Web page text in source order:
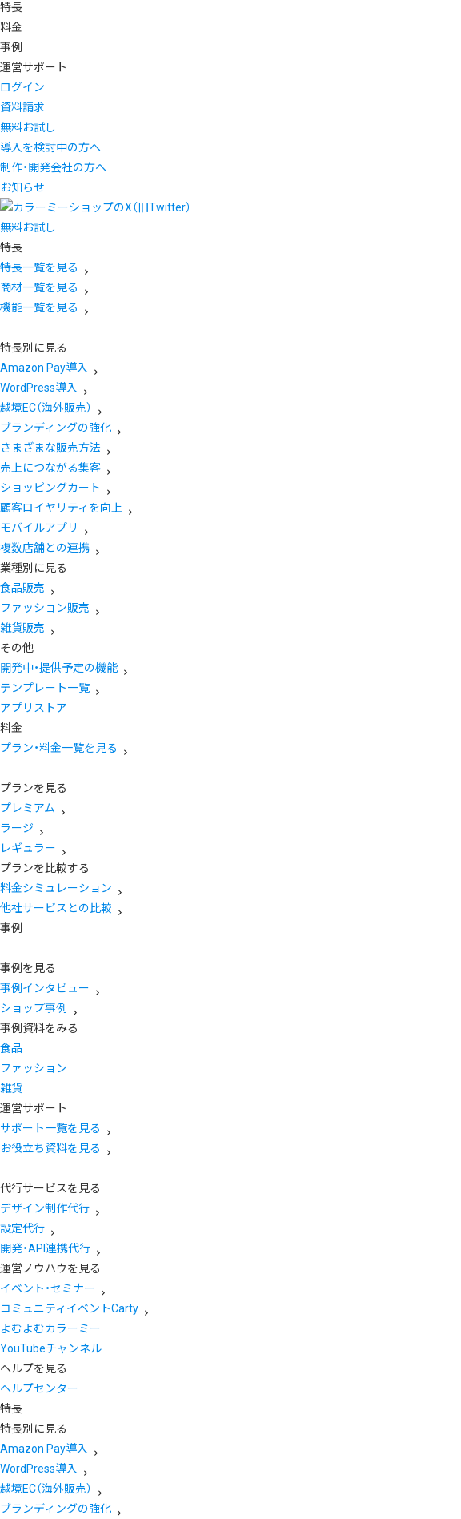
特長
料金
事例
運営サポート
ログイン
資料請求
無料お試し
導入を検討中の方へ
制作・開発会社の方へ
お知らせ
無料お試し
特長
特長一覧を見る
商材一覧を見る
機能一覧を見る
特長別に見る
Amazon Pay導入
WordPress導入
越境EC（海外販売）
ブランディングの強化
さまざまな販売方法
売上につながる集客
ショッピングカート
顧客ロイヤリティを向上
モバイルアプリ
複数店舗との連携
業種別に見る
食品販売
ファッション販売
雑貨販売
その他
開発中・提供予定の機能
テンプレート一覧
アプリストア
料金
プラン・料金一覧を見る
プランを見る
プレミアム
ラージ
レギュラー
プランを比較する
料金シミュレーション
他社サービスとの比較
事例
事例を見る
事例インタビュー
ショップ事例
事例資料をみる
食品
ファッション
雑貨
運営サポート
サポート一覧を見る
お役立ち資料を見る
代行サービスを見る
デザイン制作代行
設定代行
開発・API連携代行
運営ノウハウを見る
イベント・セミナー
コミュニティイベントCarty
よむよむカラーミー
YouTubeチャンネル
ヘルプを見る
ヘルプセンター
特長
特長別に見る
Amazon Pay導入
WordPress導入
越境EC（海外販売）
ブランディングの強化